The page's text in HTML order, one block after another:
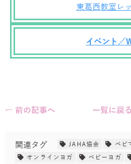
東葛西教室レ
イベント／
← 前の記事へ 一覧に戻る
関連タグ JAHA協会
ベビ
オンラインヨガ
ベビーヨガ